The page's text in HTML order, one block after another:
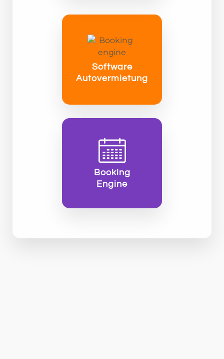
Software
Autovermietung
Booking
Engine